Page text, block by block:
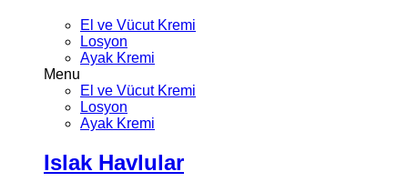
El ve Vücut Kremi
Losyon
Ayak Kremi
Menu
El ve Vücut Kremi
Losyon
Ayak Kremi
Islak Havlular